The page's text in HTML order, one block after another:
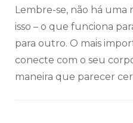
Lembre-se, não há uma
isso – o que funciona
para outro. O mais
conecte com o seu
maneira que parecer